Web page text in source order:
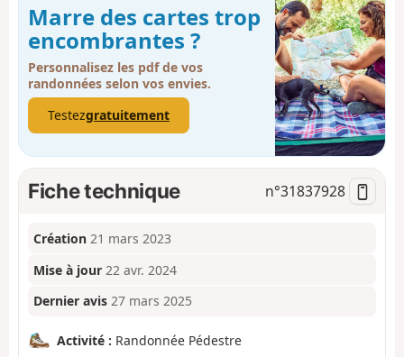
Marre des cartes trop
encombrantes ?
Personnalisez les pdf de vos
randonnées selon vos envies.
Testezgratuitement
Fiche technique n°31837928
Création 21 mars 2023
Mise à jour 22 avr. 2024
Dernier avis 27 mars 2025
Activité : Randonnée Pédestre